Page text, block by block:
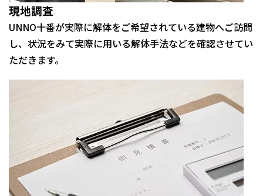
現地調査
UNNO十番が実際に解体をご希望されている建物へご訪問
し、状況をみて実際に用いる解体手法などを確認させてい
ただきます。